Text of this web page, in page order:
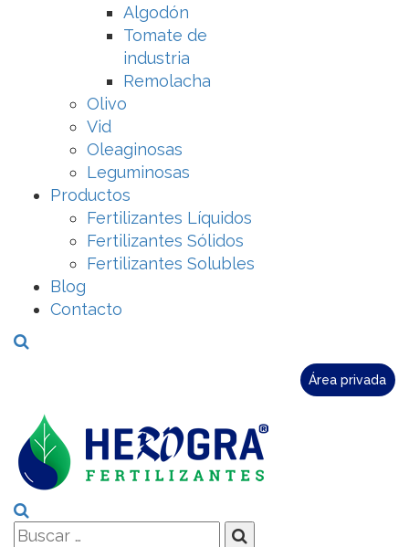
Algodón
Tomate de
industria
Remolacha
Olivo
Vid
Oleaginosas
Leguminosas
Productos
Fertilizantes Líquidos
Fertilizantes Sólidos
Fertilizantes Solubles
Blog
Contacto
Área privada